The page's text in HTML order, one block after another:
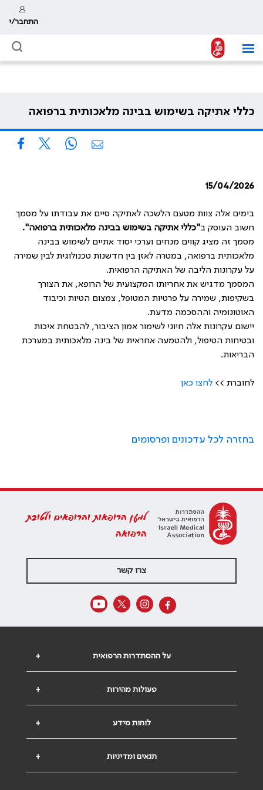
התחבר/י
כללי אתיקה בשימוש בבינה מלאכותית ברפואה
15/04/2026
בימים אלה צוות מטעם הלשכה לאתיקה סיים את עבודתו על מסמך
חשוב העוסק ב"כללי אתיקה בשימוש בבינה מלאכותית ברפואה".
מסמך זה מציג קווים מנחים וערכי יסוד אתיים לשימוש בבינה
מלאכותית ברפואה, במטרה לאזן בין חדשנות טכנולוגית לבין שמירה
על עקרונות הליבה של האתיקה הרפואית.
המסמך מדגיש את אחריותו המקצועית של הרופא, את הצורך
בשקיפות, שמירה על פרטיות המטופל, צמצום הטיות וכיבוד
האוטונומיה וההסכמה מדעת.
יישום עקרונות אלה חיוני לשימור אמון הציבור, להבטחת איכות
ובטיחות הטיפול, ולהטמעה אחראית של בינה מלאכותית במערכת
הבריאות.
לחוברת >> לחצו כאן
בחזרה לכל עדכונים ופרסומים
למען הרופאות והרופאים ולטובת
הרפואה
צרו קשר
+ על ההסתדרות הרפואית
+ פעולות מהירות
+ לוחות מידע
+ תנאים ומדיניות